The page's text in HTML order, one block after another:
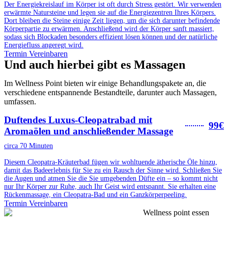
Der Energiekreislauf im Körper ist oft durch Stress gestört. Wir verwenden
erwärmte Natursteine und legen sie auf die Energiezentren Ihres Körpers.
Dort bleiben die Steine einige Zeit liegen, um die sich darunter befindende
Körperpartie zu erwärmen. Anschließend wird der Körper sanft massiert,
sodass sich Blockaden besonders effizient lösen können und der natürliche
Energiefluss angeregt wird.
Termin Vereinbaren
Und auch hierbei gibt es Massagen
Im Wellness Point bieten wir einige Behandlungspakete an, die
verschiedene entspannende Bestandteile, darunter auch Massagen,
umfassen.
Duftendes Luxus-Cleopatrabad mit
Aromaölen und anschließender Massage
99€
circa 70 Minuten
Diesem Cleopatra-Kräuterbad fügen wir wohltuende ätherische Öle hinzu,
damit das Badeerlebnis für Sie zu ein Rausch der Sinne wird. Schließen Sie
die Augen und atmen Sie die Sie umgebenden Düfte ein – so kommt nicht
nur Ihr Körper zur Ruhe, auch Ihr Geist wird entspannt. Sie erhalten eine
Rückenmassage, ein Cleopatra-Bad und ein Ganzkörperpeeling.
Termin Vereinbaren